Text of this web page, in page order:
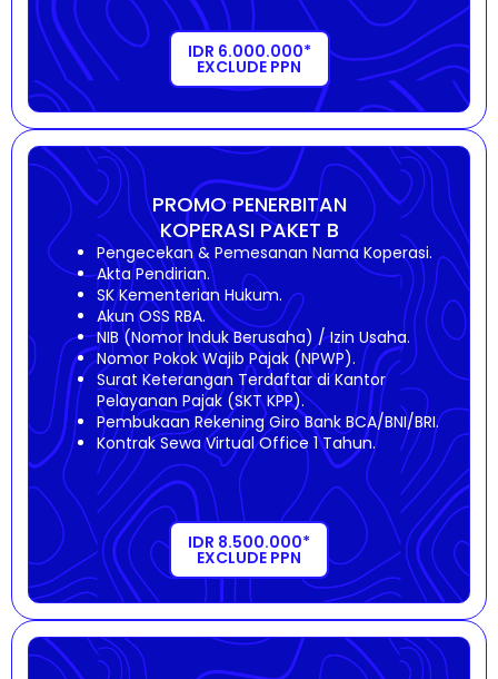
IDR 6.000.000*
EXCLUDE PPN
PROMO PENERBITAN
KOPERASI PAKET B
Pengecekan & Pemesanan Nama Koperasi.
Akta Pendirian.
SK Kementerian Hukum.
Akun OSS RBA.
NIB (Nomor Induk Berusaha) / Izin Usaha.
Nomor Pokok Wajib Pajak (NPWP).
Surat Keterangan Terdaftar di Kantor
Pelayanan Pajak (SKT KPP).
Pembukaan Rekening Giro Bank BCA/BNI/BRI.
Kontrak Sewa Virtual Office 1 Tahun.
IDR 8.500.000*
EXCLUDE PPN